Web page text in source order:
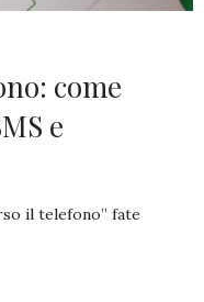
come
e
il telefono” fate